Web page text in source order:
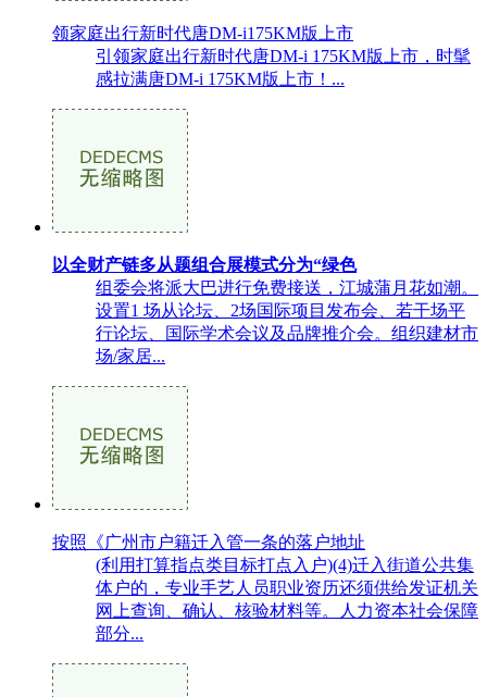
领家庭出行新时代唐DM-i175KM版上市
引领家庭出行新时代唐DM-i 175KM版上市，时髦
感拉满唐DM-i 175KM版上市！...
以全财产链多从题组合展模式分为“绿色
组委会将派大巴进行免费接送，江城蒲月花如潮。
设置1 场从论坛、2场国际项目发布会、若干场平
行论坛、国际学术会议及品牌推介会。组织建材市
场/家居...
按照《广州市户籍迁入管一条的落户地址
(利用打算指点类目标打点入户)(4)迁入街道公共集
体户的，专业手艺人员职业资历还须供给发证机关
网上查询、确认、核验材料等。人力资本社会保障
部分...